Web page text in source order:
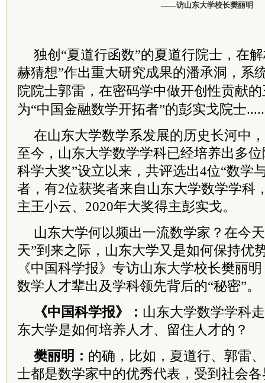
——访山东大学校长樊丽明
独创“夏道行函数”的夏道行院士，在
赫猜想”作出重大研究成果的潘承洞，系
院院士郭雷，在密码学中做开创性贡献
为“中国金融数学开拓者”的彭实戈院士
在山东大学数学系发展的历史长河中
至今，山东大学数学学科已经培养出多
科学大奖”设立以来，共评选出4位“数学
者，有2位获奖者来自山东大学数学学科
主王小云、2020年大奖得主彭实戈。
山东大学何以频出一流数学家？在今
天”到来之际，山东大学又是如何保持优
《中国科学报》专访山东大学校长樊丽
数学人才辈出及学科领先背后的“秘密”。
《中国科学报》： 山东大学数学学科
东大学是如何培养人才、留住人才的？
樊丽明： 的确，比如，夏道行、郭雷
士都是数学家中的优秀代表，受到社会